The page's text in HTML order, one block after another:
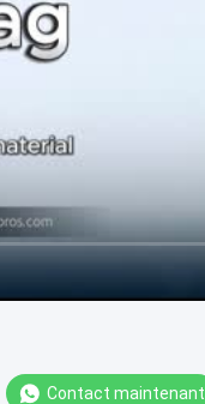
Contact maintenant